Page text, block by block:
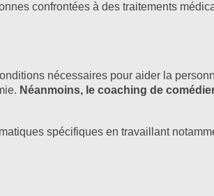
confrontées à des traitements
nécessaires pour aider la
Néanmoins, le coaching de
spécifiques en travaillant